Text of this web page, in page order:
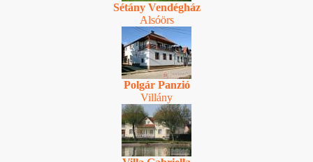
Sétány Vendégház
Alsóörs
Polgár Panzió
Villány